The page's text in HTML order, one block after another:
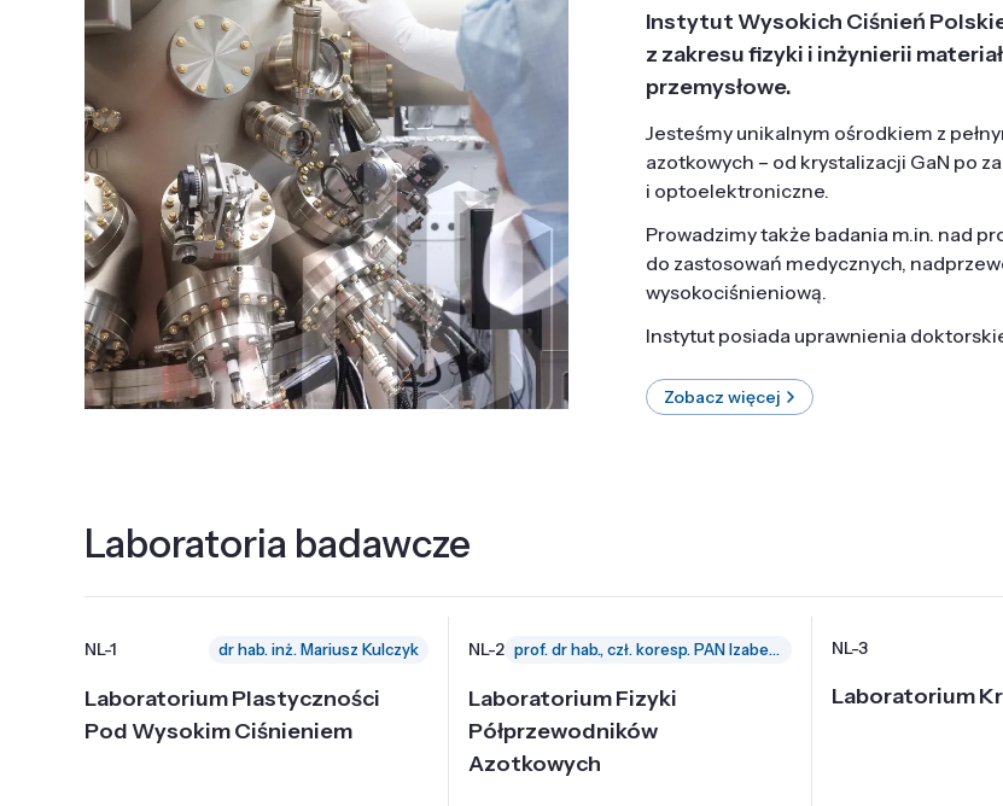
Instytut Wysokich Ciśnień
z zakresu fizyki i inżynierii
przemysłowe.
Jesteśmy unikalnym ośrodkiem z
azotkowych – od krystalizacji GaN po
i optoelektroniczne.
Prowadzimy także badania m.in. nad
do zastosowań medycznych,
wysokociśnieniową.
Instytut posiada uprawnienia
Zobacz więcej
Laboratoria badawcze
NL-1 dr hab. inż. Mariusz Kulczyk
Laboratorium Plastyczności
Pod Wysokim Ciśnieniem
NL-2 prof. dr hab., czł. koresp. PAN Izabella Grzegory
Laboratorium Fizyki
Półprzewodników
Azotkowych
NL-3
Laboratorium